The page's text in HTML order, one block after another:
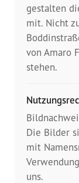
Pressespiegel
gestalten
mit. Nicht
von Amaro
stehen.
Die Bilder
mit
uns.